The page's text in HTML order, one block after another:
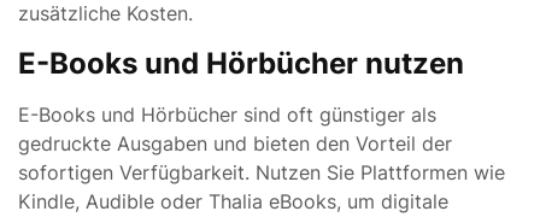
zusätzliche Kosten.
E-Books und Hörbücher nutzen
E-Books und Hörbücher sind oft günstiger als
gedruckte Ausgaben und bieten den Vorteil der
sofortigen Verfügbarkeit. Nutzen Sie Plattformen wie
Kindle, Audible oder Thalia eBooks, um digitale